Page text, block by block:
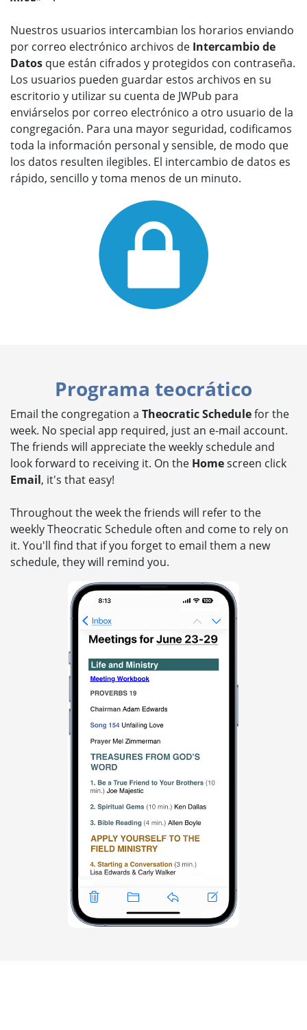
Nuestros usuarios intercambian los horarios enviando
por correo electrónico archivos de Intercambio de
Datos que están cifrados y protegidos con contraseña.
Los usuarios pueden guardar estos archivos en su
escritorio y utilizar su cuenta de JWPub para
enviárselos por correo electrónico a otro usuario de la
congregación. Para una mayor seguridad, codificamos
toda la información personal y sensible, de modo que
los datos resulten ilegibles. El intercambio de datos es
rápido, sencillo y toma menos de un minuto.
Programa teocrático
Email the congregation a Theocratic Schedulefor the
week. No special app required, just an e-mail account.
The friends will appreciate the weekly schedule and
look forward to receiving it. On the Homescreen click
Email, it's that easy!
Throughout the week the friends will refer to the
weekly Theocratic Schedule often and come to rely on
it. You'll find that if you forget to email them a new
schedule, they will remind you.